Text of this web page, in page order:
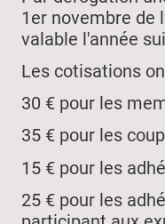
1er novembre de
valable l'année
Les cotisations
30 € pour les
35 € pour les
15 € pour les
25 € pour les